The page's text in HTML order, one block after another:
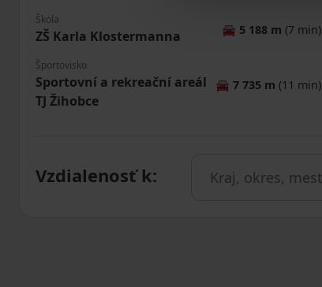
Škola
ZŠ Karla Klostermanna 🚘 5 188 m (7 min)
Športovisko
Sportovní a rekreační areál
TJ Žihobce
🚘 7 735 m (11 min)
Vzdialenosť k: